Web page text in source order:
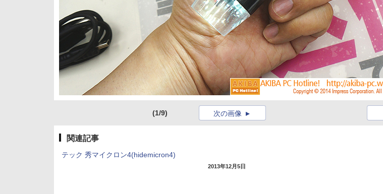
(1/9) 次の画像
関連記事
テック 秀マイクロン4(hidemicron4)
2013年12月5日